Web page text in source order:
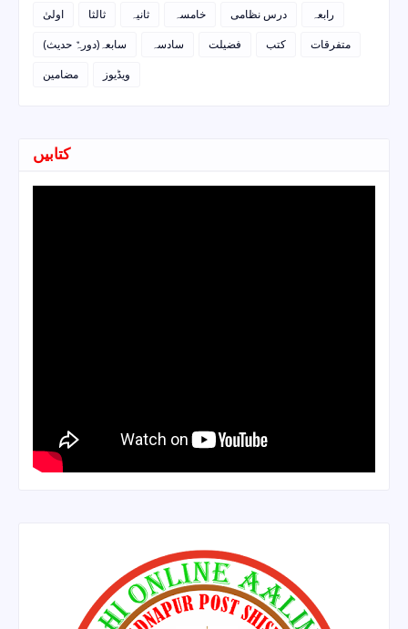
اولیٰ
ثالثا ثانیہ خامسہ درس نظامی
رابعہ
سابعہ(دورہٌ حدیث)
سادسہ فضیلت کتب
متفرقات
مضامین
ویڈیوز
کتابیں